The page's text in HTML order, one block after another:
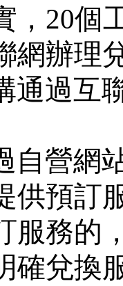
， 20個
網辦理
通過互
自營網
供預訂
服務的
確兌換